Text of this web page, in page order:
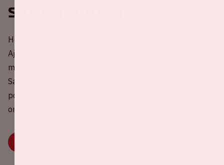
Samenrijden
Help mee met het reduceren van CO2-uitstoot rondom
Ajax - Heracles Almelo! Deel nu jouw lege autostoel(en)
met andere fans of kies een rit uit om mee te rijden.
Samen rijden is veel gezelliger, beter voor je
portemonnee én natuurlijk het milieu. Druk snel op
onderstaande knop.